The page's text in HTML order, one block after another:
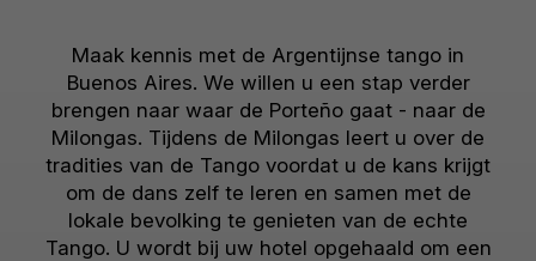
Maak kennis met de Argentijnse tango in
Buenos Aires. We willen u een stap verder
brengen naar waar de Porteño gaat - naar de
Milongas. Tijdens de Milongas leert u over de
tradities van de Tango voordat u de kans krijgt
om de dans zelf te leren en samen met de
lokale bevolking te genieten van de echte
Tango. U wordt bij uw hotel opgehaald om een